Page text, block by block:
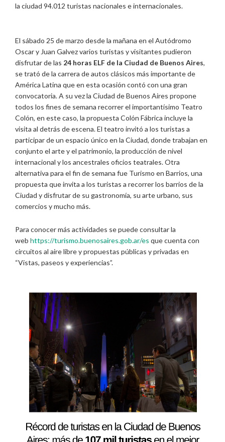
la ciudad 94.012 turistas nacionales e internacionales.
El sábado 25 de marzo desde la mañana en el Autódromo
Oscar y Juan Galvez varios turistas y visitantes pudieron
disfrutar de las 24 horas ELF de la Ciudad de Buenos Aires,
se trató de la carrera de autos clásicos más importante de
América Latina que en esta ocasión contó con una gran
convocatoria. A su vez la Ciudad de Buenos Aires propone
todos los fines de semana recorrer el importantísimo Teatro
Colón, en este caso, la propuesta Colón Fábrica incluye la
visita al detrás de escena. El teatro invitó a los turistas a
participar de un espacio único en la Ciudad, donde trabajan en
conjunto el arte y el patrimonio, la producción de nivel
internacional y los ancestrales oficios teatrales. Otra
alternativa para el fin de semana fue Turismo en Barrios, una
propuesta que invita a los turistas a recorrer los barrios de la
Ciudad y disfrutar de su gastronomía, su arte urbano, sus
comercios y mucho más.
Para conocer más actividades se puede consultar la
web https://turismo.buenosaires.gob.ar/es que cuenta con
circuitos al aire libre y propuestas públicas y privadas en
“Vistas, paseos y experiencias”.